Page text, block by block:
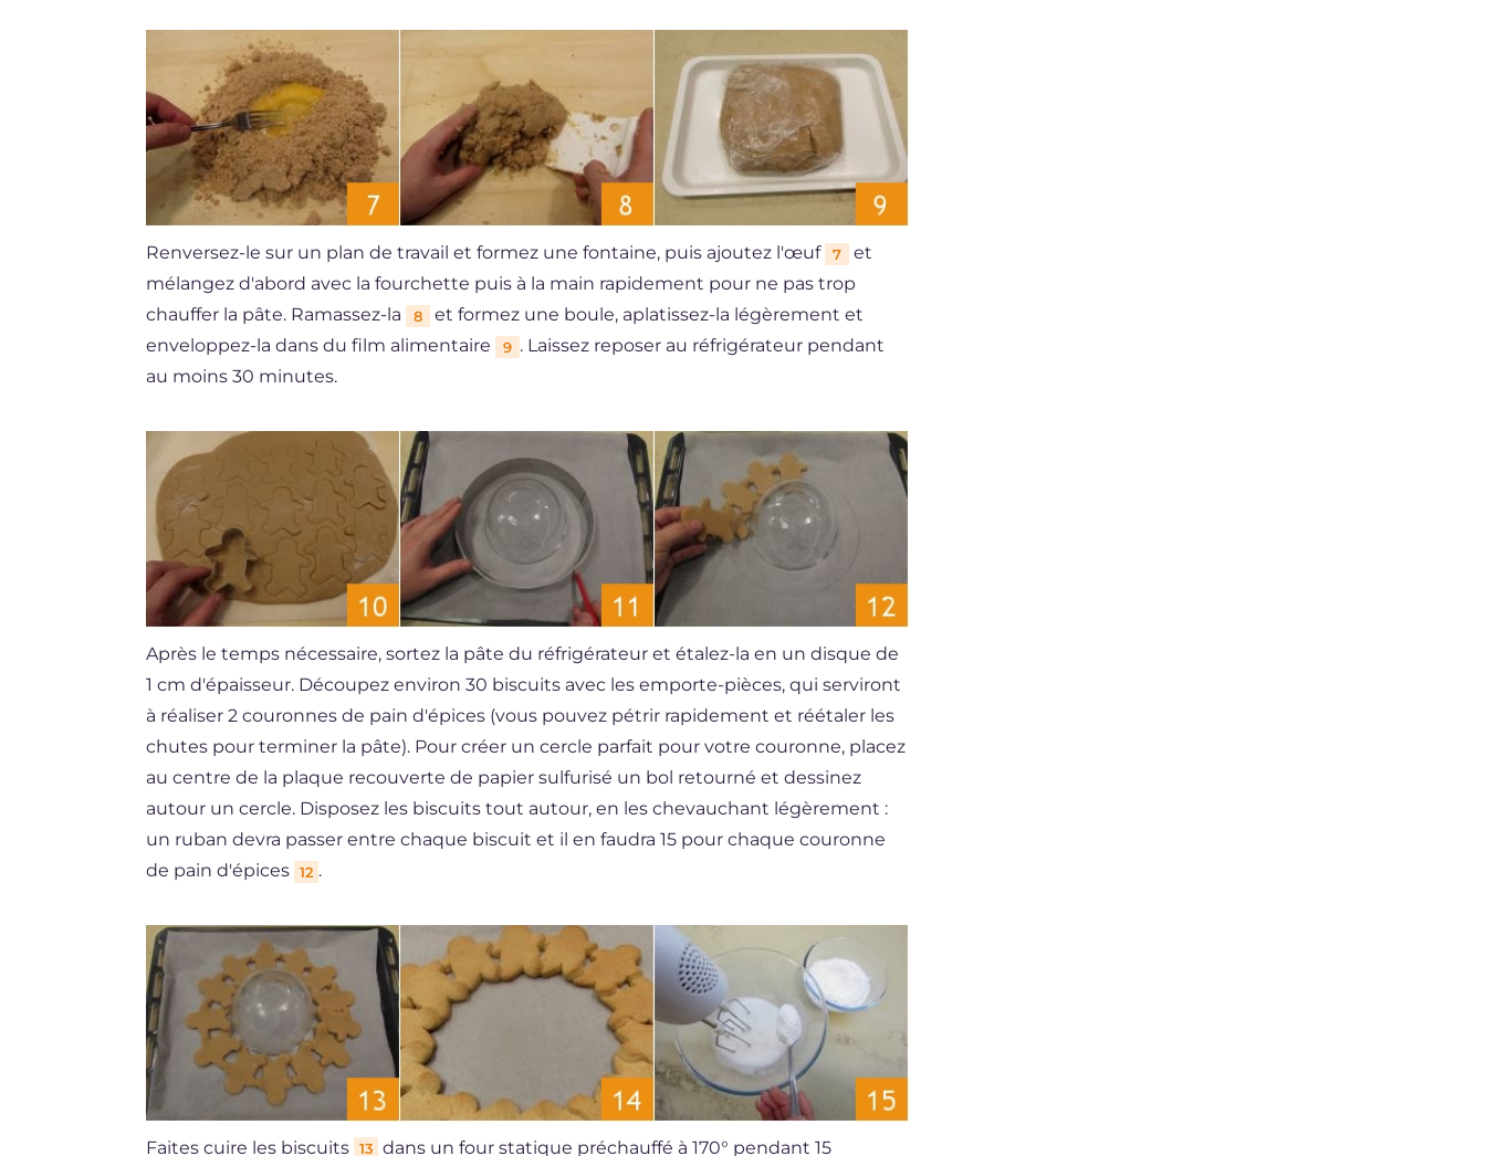
Renversez-le sur un plan de travail et formez une fontaine, puis ajoutez l'œuf 7
et
mélangez d'abord avec la fourchette puis à la main rapidement pour ne pas trop
chauffer la pâte. Ramassez-la
8
et formez une boule, aplatissez-la légèrement et
enveloppez-la dans du film alimentaire
9 . Laissez reposer au réfrigérateur pendant
au moins 30 minutes.
Après le temps nécessaire, sortez la pâte du réfrigérateur et étalez-la en un disque de
1 cm d'épaisseur. Découpez environ 30 biscuits avec les emporte-pièces, qui serviront
à réaliser 2 couronnes de pain d'épices (vous pouvez pétrir rapidement et réétaler les
chutes pour terminer la pâte). Pour créer un cercle parfait pour votre couronne, placez
au centre de la plaque recouverte de papier sulfurisé un bol retourné et dessinez
autour un cercle. Disposez les biscuits tout autour, en les chevauchant légèrement :
un ruban devra passer entre chaque biscuit et il en faudra 15 pour chaque couronne
de pain d'épices 12 .
Faites cuire les biscuits 13 dans un four statique préchauffé à 170° pendant 15